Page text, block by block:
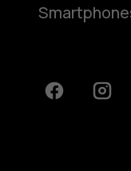
Facebook